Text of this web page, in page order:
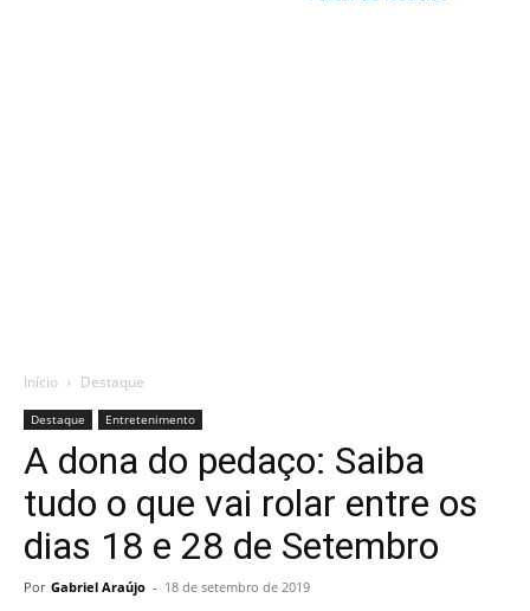
Início Destaque
Destaque Entretenimento
A dona do pedaço: Saiba
tudo o que vai rolar entre os
dias 18 e 28 de Setembro
Por Gabriel Araújo - 18 de setembro de 2019